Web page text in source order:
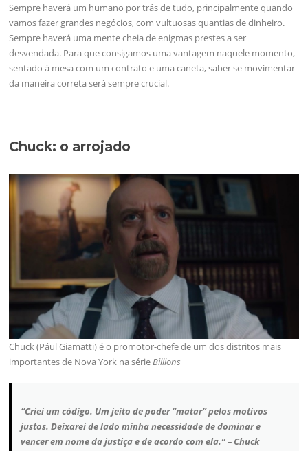
Sempre haverá um humano por trás de tudo, principalmente quando
vamos fazer grandes negócios, com vultuosas quantias de dinheiro.
Sempre haverá uma mente cheia de enigmas prestes a ser
desvendada. Para que consigamos uma vantagem naquele momento,
sentado à mesa com um contrato e uma caneta, saber se movimentar
da maneira correta será sempre crucial.
Chuck: o arrojado
Chuck (Pául Giamatti) é o promotor-chefe de um dos distritos mais
importantes de Nova York na sérieBillions
“Criei um código. Um jeito de poder “matar” pelos motivos
justos. Deixarei de lado minha necessidade de dominar e
vencer em nome da justiça e de acordo com ela.” – Chuck